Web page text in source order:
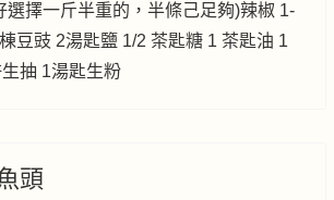
選擇一斤半重的，半條己足夠)辣椒 1-
豆豉 2湯匙鹽 1/2 茶匙糖 1 茶匙油 1
抽 1湯匙生粉
頭